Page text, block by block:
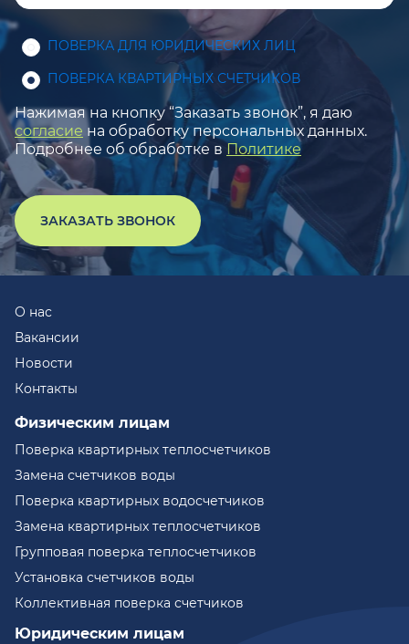
ПОВЕРКА ДЛЯ ЮРИДИЧЕСКИХ ЛИЦ
ПОВЕРКА КВАРТИРНЫХ СЧЕТЧИКОВ
Нажимая на кнопку “Заказать звонок”, я даю
согласие на обработку персональных данных.
Подробнее об обработке в Политике
ЗАКАЗАТЬ ЗВОНОК
О нас
Вакансии
Новости
Контакты
Физическим лицам
Поверка квартирных теплосчетчиков
Замена счетчиков воды
Поверка квартирных водосчетчиков
Замена квартирных теплосчетчиков
Групповая поверка теплосчетчиков
Установка счетчиков воды
Коллективная поверка счетчиков
Юридическим лицам